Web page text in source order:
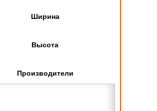
Ширина
Высота
Производители